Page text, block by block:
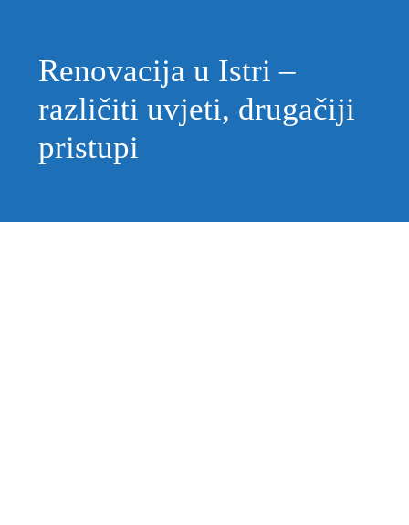
Renovacija u Istri –
različiti uvjeti, drugačiji
pristupi